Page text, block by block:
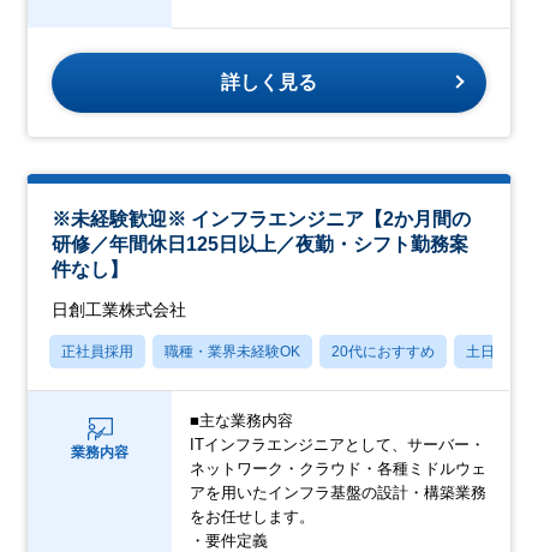
詳しく見る
※未経験歓迎※ インフラエンジニア【2か月間の
研修／年間休日125日以上／夜勤・シフト勤務案
件なし】
日創工業株式会社
正社員採用 職種・業界未経験OK 20代におすすめ 土日祝休み
業務内容
■主な業務内容
ITインフラエンジニアとして、サーバー・
ネットワーク・クラウド・各種ミドルウェ
アを用いたインフラ基盤の設計・構築業務
をお任せします。
・要件定義